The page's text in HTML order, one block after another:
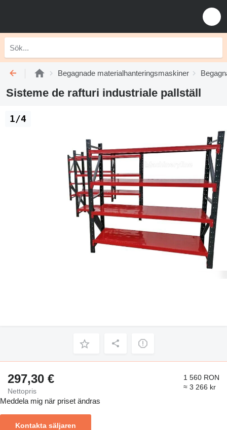
Begagnade materialhanteringsmaskiner
Sisteme de rafturi industriale pallställ
1/4
297,30 €
Nettopris
1 560 RON
≈ 3 266 kr
Meddela mig när priset ändras
Kontakta säljaren